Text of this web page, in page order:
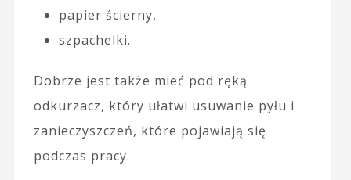
papier ścierny,
szpachelki.
Dobrze jest także mieć pod ręką
odkurzacz, który ułatwi usuwanie pyłu i
zanieczyszczeń, które pojawiają się
podczas pracy.